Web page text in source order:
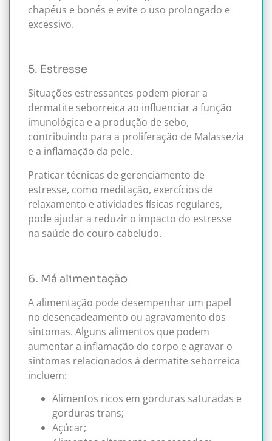
chapéus e bonés e evite o uso prolongado e
excessivo.
5. Estresse
Situações estressantes podem piorar a
dermatite seborreica ao influenciar a função
imunológica e a produção de sebo,
contribuindo para a proliferação de Malassezia
e a inflamação da pele.
Praticar técnicas de gerenciamento de
estresse, como meditação, exercícios de
relaxamento e atividades físicas regulares,
pode ajudar a reduzir o impacto do estresse
na saúde do couro cabeludo.
6. Má alimentação
A alimentação pode desempenhar um papel
no desencadeamento ou agravamento dos
sintomas. Alguns alimentos que podem
aumentar a inflamação do corpo e agravar o
sintomas relacionados à dermatite seborreica
incluem:
Alimentos ricos em gorduras saturadas e
gorduras trans;
Açúcar;